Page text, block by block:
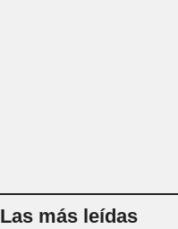
Las más leídas